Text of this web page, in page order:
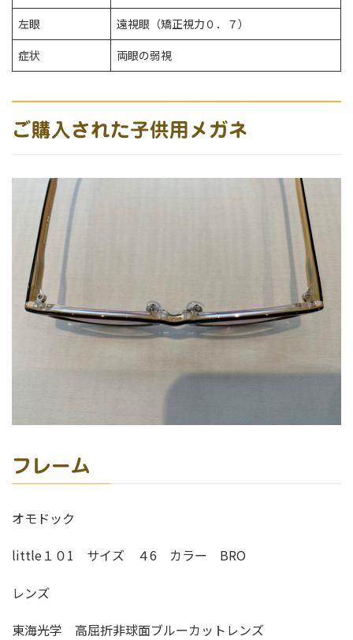
左眼
遠視眼（矯正視力０．７）
症状
両眼の弱視
ご購入された子供用メガネ
フレーム
オモドック
little１０1 サイズ ４6 カラー BRO
レンズ
東海光学 高屈折非球面ブルーカットレンズ